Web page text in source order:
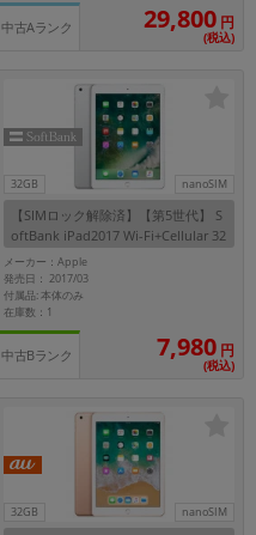
中古Aランク 29,800 円
(税込)
32GB nanoSIM
【SIMロック解除済】【第5世代】 S
oftBank iPad2017 Wi-Fi+Cellular 32
GB シルバー MP1L2J/A A1823
メーカー：Apple
発売日： 2017/03
付属品: 本体のみ
在庫数：1
中古Bランク 7,980 円
(税込)
32GB nanoSIM